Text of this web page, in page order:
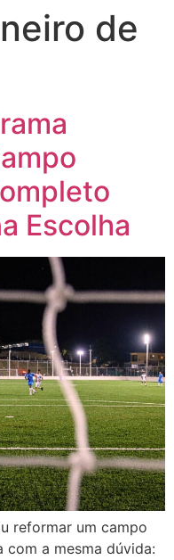
de
Escolha
reformar um campo
com a mesma dúvida: